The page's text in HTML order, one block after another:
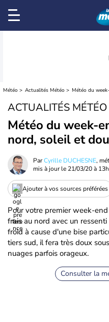
Météo Actualités Météo
ACTUALITÉS MÉTÉO
Météo du week-
nord, soleil et
ParCyrille DUCHESNE,
mis à jour le 21/03/20 à
Ajouter à vos sources préférées
Pour votre premier week-
frais au nord avec un
froid à cause d'une bise
tiers sud, il fera très doux
nuages parfois orageux.
Consulter la